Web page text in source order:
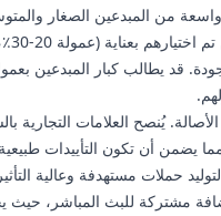
20٪)
قد يطالب كبار المبدعين
يُنصح العلامات التجارية
يضمن أن تكون التأييدات
حملات مستهدفة وعالية
مشتركة للبث المباشر، حيث